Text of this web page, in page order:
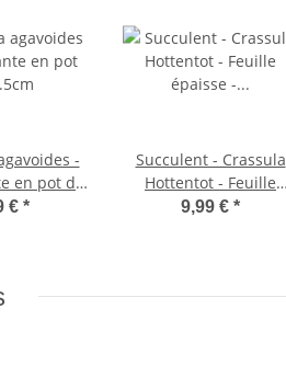
-
en pot de
€ *
Succulent - Crassula
Hottentot - Feuille
épaisse - en pot de
9,99 € *